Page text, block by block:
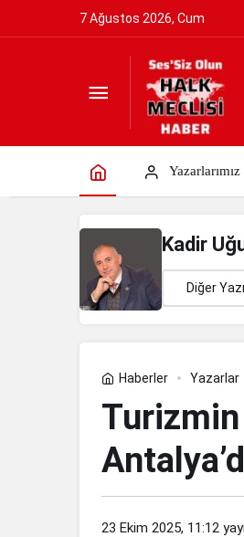
7 Ağustos 2026, Cum
Yazarlarımız
Kadir
Diğer
Haberler Yazarlar
Turizmin
23 Ekim 2025, 11:12
Turizmin Büyük